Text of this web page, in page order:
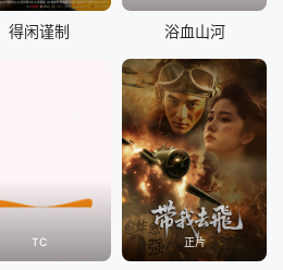
得闲谨制 浴血山河
TC 正片